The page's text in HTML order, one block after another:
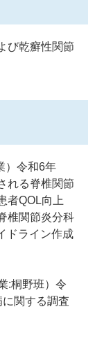
び乾癬性関節
）令和6年
れる脊椎関節
者QOL向上
椎関節炎分科
ドライン作成
:桐野班）令
関する調査